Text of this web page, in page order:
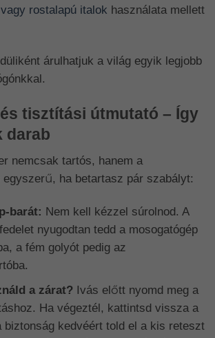
rostalapú italok használata mellett
árulhatjuk a világ egyik legjobb
tisztítási útmutató – Így
darab
nemcsak tartós, hanem a
egyszerű, ha betartasz pár szabályt:
barát: Nem kell kézzel súrolnod. A
nyugodtan tedd a mosogatógép
a fém golyót pedig az
a zárat?Ivás előtt nyomd meg a
Ha végeztél, kattintsd vissza a
biztonság kedvéért told el a kis reteszt